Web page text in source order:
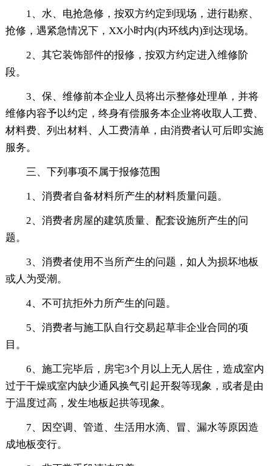
1、水、电抢急修，按双方约定到现场，进行勘察、
抢修，遇紧急情况下，XX小时内(内环线内)到达现场。
2、其它装饰部件的报修，按双方约定进入维修阶
段。
3、保、维修前本企业人员将出示整修处理单，并将
维修内容予以约定，终身有偿服务本企业将收取人工费、
材料费、列出材料、人工费清单，由消费者认可后即实施
服务。
三、下列事项不属于报修范围
1、消费者自备材料所产生的材料质量问题。
2、消费者房屋的建筑质量、配套设施所产生的问
题。
3、消费者使用不当所产生的问题，如人为损坏地板
或人为受潮。
4、不可抗拒外力所产生的问题。
5、消费者与施工队自行交易起草非企业合同的项
目。
6、施工完毕后，房宅3个月以上无人居住，造成室内
过于干燥或室内缺少通风换气引起开裂等现象，或者是由
于温度过高，发生地板起拱等现象。
7、因空调、管道、生活用水滴、冒、漏水等原因造
成地板变行。